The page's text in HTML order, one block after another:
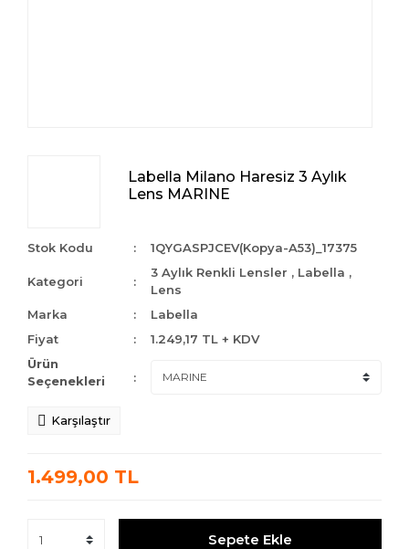
Labella Milano Haresiz 3 Aylık
Lens MARINE
Stok Kodu 1QYGASPJCEV(Kopya-A53)_17375
Kategori
3 Aylık Renkli Lensler , Labella ,
Lens
Marka
Labella
Fiyat
1.249,17 TL + KDV
Ürün
Seçenekleri
Karşılaştır
1.499,00 TL
Sepete Ekle